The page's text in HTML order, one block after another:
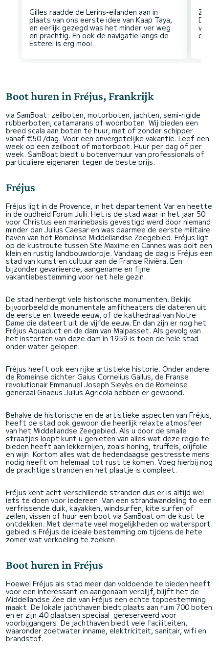
Gilles raadde de Lerins-eilanden aan in
plaats van ons eerste idee van Kaap Taya,
en eerlijk gezegd was het minder ver weg
en prachtig. En ook de navigatie langs de
Zee
Doe
vul
Boot huren in Fréjus, Frankrijk
via SamBoat: zeilboten, motorboten, jachten, semi-rigide
rubberboten, catamarans of woonboten. Wij bieden een
breed scala aan boten te huur, met of zonder schipper
vanaf €50 /dag. Voor een onvergetelijke vakantie. Leef een
week op een zeilboot of motorboot. Huur per dag of per
week. SamBoat biedt u botenverhuur van professionals of
particuliere eigenaren tegen de beste prijs.
Fréjus
Fréjus ligt in de Provence, in het departement Var en heette
in de oudheid Forum Julli. Het is de stad waar in het jaar 50
voor Christus een marinebasis gevestigd werd door niemand
minder dan Julius Caesar en was daarmee de eerste militaire
haven van het Romeinse Middellandse Zeegebied. Fréjus ligt
op de kustroute tussen Ste Maxime en Cannes was ooit een
klein en rustig landbouwdorpje. Vandaag de dag is Fréjus een
stad van kunst en cultuur aan de Franse Rivièra. Een
bijzonder gevarieerde, aangename en fijne
vakantiebestemming voor het hele gezin.
De stad herbergt vele historische monumenten. Bekijk
bijvoorbeeld de monumentale amfitheaters die dateren uit
de eerste en tweede eeuw, of de kathedraal van Notre
Dame die dateert uit de vijfde eeuw. En dan zijn er nog het
Fréjus Aquaduct en de dam van Malpasset. Als gevolg van
het instorten van deze dam in 1959 is toen de hele stad
onder water gelopen.
Fréjus heeft ook een rijke artistieke historie. Onder andere
de Romeinse dichter Gaius Cornelius Gallus, de Franse
revolutionair Emmanuel Joseph Sieyès en de Romeinse
generaal Gnaeus Julius Agricola hebben er gewoond.
Behalve de historische en de artistieke aspecten van Fréjus,
heeft de stad ook gewoon die heerlijk relaxte atmosfeer
van het Middellandse Zeegebied. Als u door de smalle
straatjes loopt kunt u genieten van alles wat deze regio te
bieden heeft aan lekkernijen, zoals honing, truffels, olijfolie
en wijn. Kortom alles wat de hedendaagse gestresste mens
nodig heeft om helemaal tot rust te komen. Voeg hierbij nog
de prachtige stranden en het plaatje is compleet.
Fréjus kent acht verschillende stranden dus er is altijd wel
iets te doen voor iedereen. Van een strandwandeling to een
verfrissende duik, kayakken, windsurfen, kite surfen of
zeilen, vissen of huur een boot via SamBoat om de kust te
ontdekken. Met dermate veel mogelijkheden op watersport
gebied is Fréjus de ideale bestemming om tijdens de hete
zomer wat verkoeling te zoeken.
Boot huren in Fréjus
Hoewel Fréjus als stad meer dan voldoende te bieden heeft
voor een interessant en aangenaam verblijf, blijft het de
Middellandse Zee die van Fréjus een echte topbestemming
maakt. De lokale jachthaven biedt plaats aan ruim 700 boten
en er zijn 40 plaatsen speciaal gereserveerd voor
voorbijgangers. De jachthaven biedt vele faciliteiten,
waaronder zoetwater inname, elektriciteit, sanitair, wifi en
brandstof.